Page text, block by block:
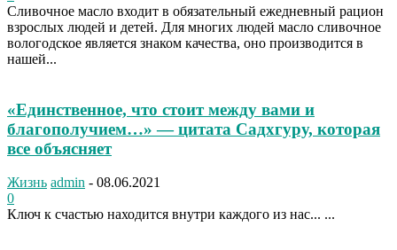
Сливочное масло входит в обязательный ежедневный рацион
взрослых людей и детей. Для многих людей масло сливочное
вологодское является знаком качества, оно производится в
нашей...
«Единственное, что стоит между вами и
благополучием…» — цитата Садхгуру, которая
все объясняет
Жизнь admin - 08.06.2021
0
Ключ к счастью находится внутри каждого из нас... ...